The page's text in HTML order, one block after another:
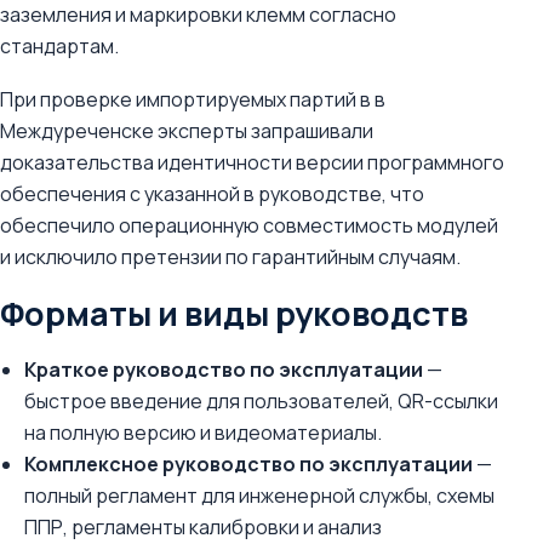
заземления и маркировки клемм согласно
стандартам.
При проверке импортируемых партий в в
Междуреченске эксперты запрашивали
доказательства идентичности версии программного
обеспечения с указанной в руководстве, что
обеспечило операционную совместимость модулей
и исключило претензии по гарантийным случаям.
Форматы и виды руководств
Краткое руководство по эксплуатации —
быстрое введение для пользователей, QR-ссылки
на полную версию и видеоматериалы.
Комплексное руководство по эксплуатации —
полный регламент для инженерной службы, схемы
ППР, регламенты калибровки и анализ